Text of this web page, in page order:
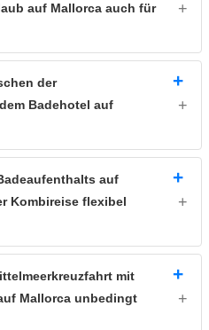
auf Mallorca auch für
der
Badehotel auf
auf
Kombireise flexibel
mit
Mallorca unbedingt